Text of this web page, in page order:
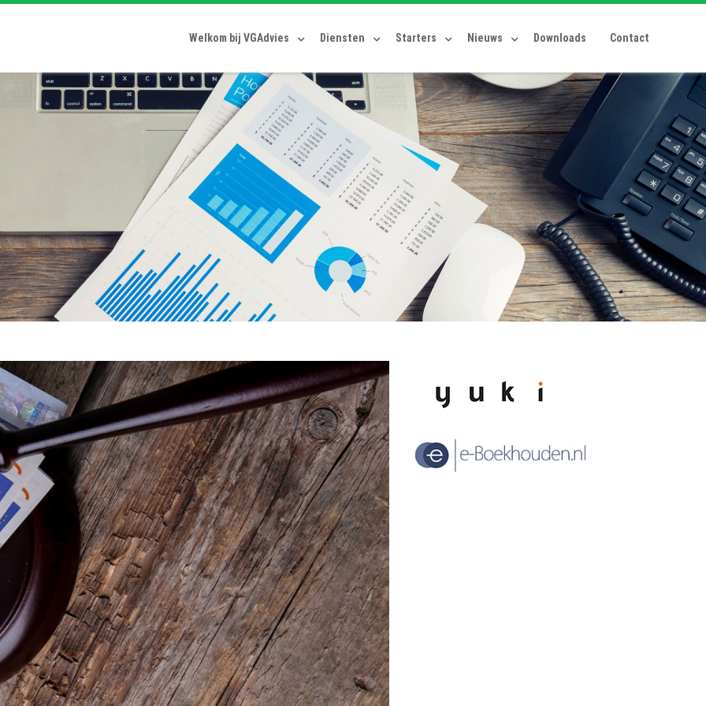
Welkom bij VGAdvies Diensten Starters Nieuws Downloads Contact